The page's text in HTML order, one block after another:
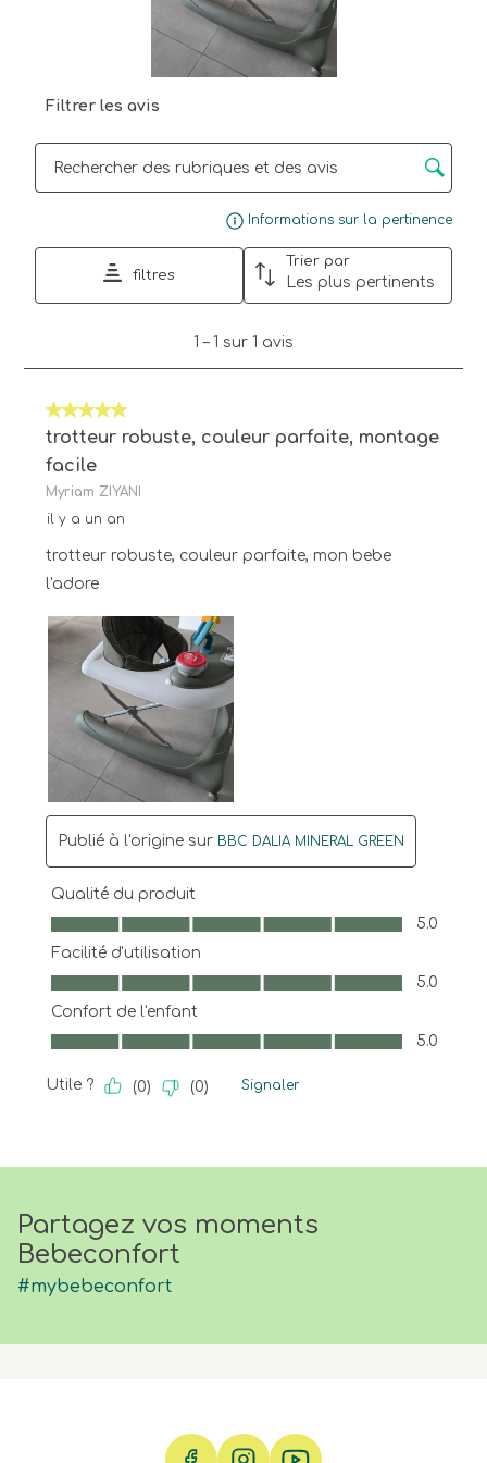
Partagez vos moments
Bebeconfort
#mybebeconfort
Filtrer les avis
Informations sur la pertinence
filtres
Trier par
Les plus pertinents
1
avis.
1 – 1 sur 1 avis
5 sur 5 étoiles.
trotteur robuste, couleur parfaite, montage
facile
Myriam ZIYANI
il y a un an
trotteur robuste, couleur parfaite, mon bebe
l'adore
Publié à l'origine sur BBC DALIA MINERAL GREEN
Qualité du produit
Qualité du produit, 5.0 sur 5
5.0
Facilité d'utilisation
Facilité d'utilisation, 5.0 sur 5
5.0
Confort de l'enfant
Confort de l'enfant, 5.0 sur 5
5.0
Utile ? (0) (0) Signaler